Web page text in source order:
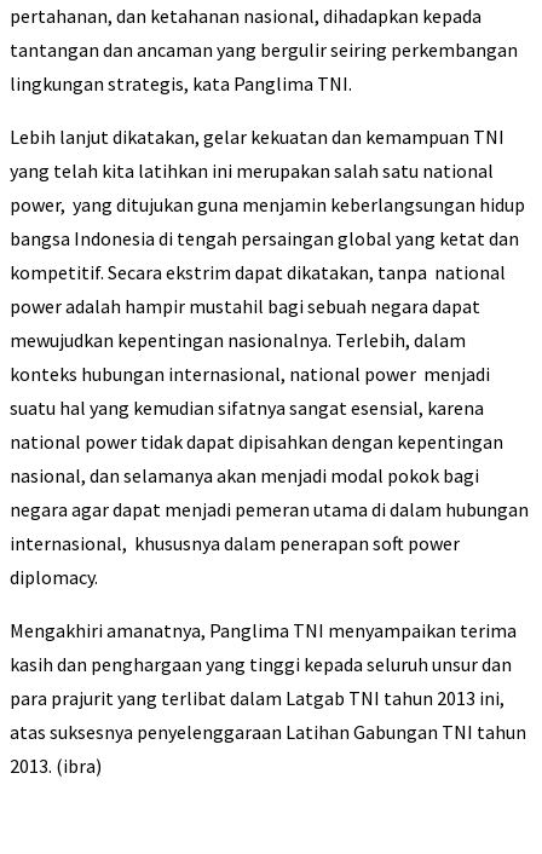
pertahanan, dan ketahanan nasional, dihadapkan kepada
tantangan dan ancaman yang bergulir seiring perkembangan
lingkungan strategis, kata Panglima TNI.
Lebih lanjut dikatakan, gelar kekuatan dan kemampuan TNI
yang telah kita latihkan ini merupakan salah satu national
power, yang ditujukan guna menjamin keberlangsungan hidup
bangsa Indonesia di tengah persaingan global yang ketat dan
kompetitif. Secara ekstrim dapat dikatakan, tanpa national
power adalah hampir mustahil bagi sebuah negara dapat
mewujudkan kepentingan nasionalnya. Terlebih, dalam
konteks hubungan internasional, national power menjadi
suatu hal yang kemudian sifatnya sangat esensial, karena
national power tidak dapat dipisahkan dengan kepentingan
nasional, dan selamanya akan menjadi modal pokok bagi
negara agar dapat menjadi pemeran utama di dalam hubungan
internasional, khususnya dalam penerapan soft power
diplomacy.
Mengakhiri amanatnya, Panglima TNI menyampaikan terima
kasih dan penghargaan yang tinggi kepada seluruh unsur dan
para prajurit yang terlibat dalam Latgab TNI tahun 2013 ini,
atas suksesnya penyelenggaraan Latihan Gabungan TNI tahun
2013. (ibra)